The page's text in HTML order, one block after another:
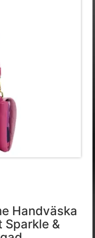
Handväska
&